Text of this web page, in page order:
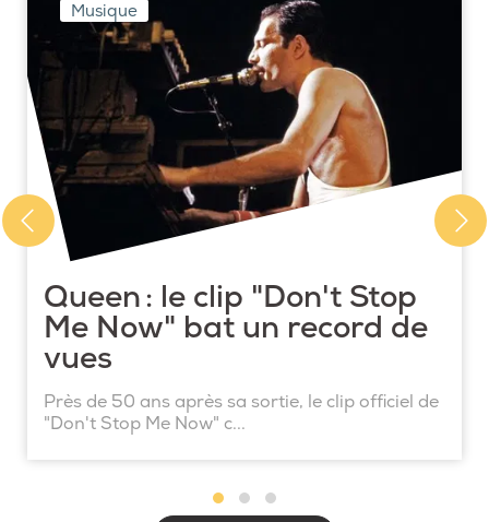
Musique
Queen : le clip "Don't Stop
Me Now" bat un record de
vues
Près de 50 ans après sa sortie, le clip officiel de
"Don't Stop Me Now" c...